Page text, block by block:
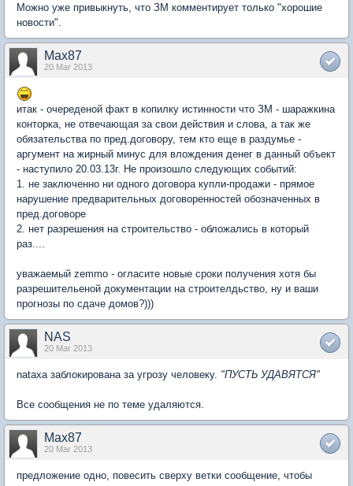
Можно уже привыкнуть, что ЗМ комментирует только "хорошие
новости".
Max87
20 Mar 2013
итак - очереденой факт в копилку истинности что ЗМ - шаражкина
конторка, не отвечающая за свои действия и слова, а так же
обязательства по пред.договору, тем кто еще в раздумье -
аргумент на жирный минус для влождения денег в данный объект
- наступило 20.03.13г. Не произошло следующих событий:
1. не заключенно ни одного договора купли-продажи - прямое
нарушение предварительных договоренностей обозначенных в
пред.договоре
2. нет разрешения на строительство - обложались в который
раз....
уважаемый zemmo - огласите новые сроки получения хотя бы
разрешительеной документации на строителдьство, ну и ваши
прогнозы по сдаче домов?)))
NAS
20 Mar 2013
nataxa заблокирована за угрозу человеку. "ПУСТЬ УДАВЯТСЯ"
Все сообщения не по теме удаляются.
Max87
20 Mar 2013
предложение одно, повесить сверху ветки сообщение, чтобы